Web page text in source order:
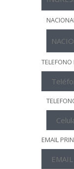
TELEFONO
EMAIL